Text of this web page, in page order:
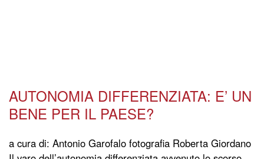
AUTONOMIA DIFFERENZIATA: E’ UN
BENE PER IL PAESE?
a cura di: Antonio Garofalo fotografia Roberta Giordano